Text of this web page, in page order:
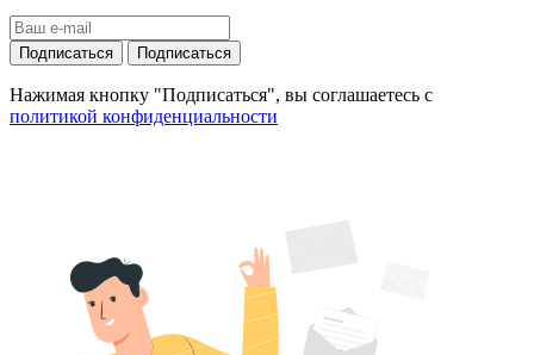
Подписаться Подписаться
Нажимая кнопку "Подписаться", вы соглашаетесь с
политикой конфиденциальности